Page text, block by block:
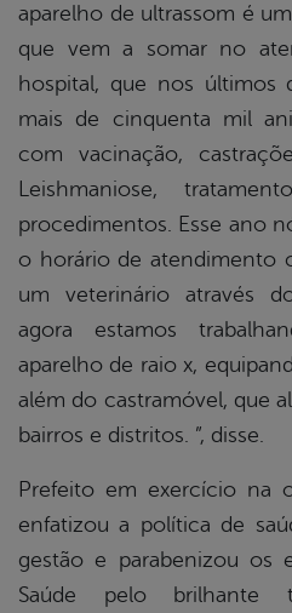
aparelho de ultrassom é
que vem a somar no
hospital, que nos últimos
mais de cinquenta mil
com vacinação,
Leishmaniose,
procedimentos. Esse ano
o horário de atendimento
um veterinário através
agora estamos
aparelho de raio x,
além do castramóvel, que
bairros e distritos. ”, disse.
Prefeito em exercício na
enfatizou a política de
gestão e parabenizou os
Saúde pelo brilhante